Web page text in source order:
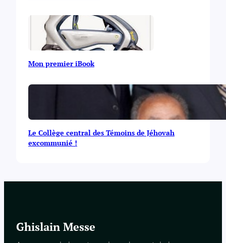
Mon premier iBook
Le Collège central des Témoins de Jéhovah
excommunié !
Ghislain Messe